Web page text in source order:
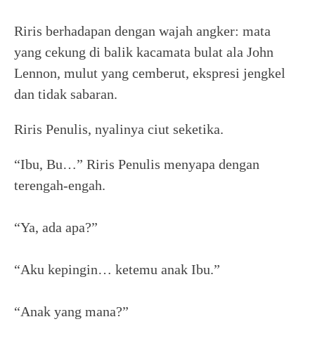
Riris berhadapan dengan wajah angker: mata
yang cekung di balik kacamata bulat ala John
Lennon, mulut yang cemberut, ekspresi jengkel
dan tidak sabaran.
Riris Penulis, nyalinya ciut seketika.
“Ibu, Bu…” Riris Penulis menyapa dengan
terengah-engah.
“Ya, ada apa?”
“Aku kepingin… ketemu anak Ibu.”
“Anak yang mana?”